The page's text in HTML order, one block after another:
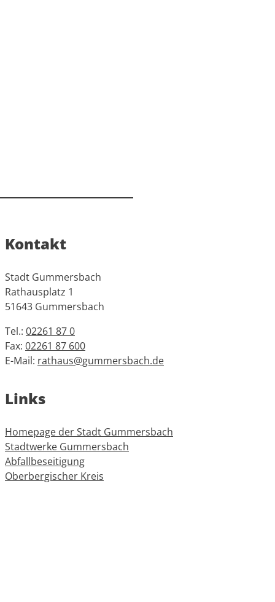
Kontakt
Stadt Gummersbach
Rathausplatz 1
51643 Gummersbach
Tel.: 02261 87 0
Fax: 02261 87 600
E-Mail: rathaus@gummersbach.de
Links
Homepage der Stadt Gummersbach
Stadtwerke Gummersbach
Abfallbeseitigung
Oberbergischer Kreis